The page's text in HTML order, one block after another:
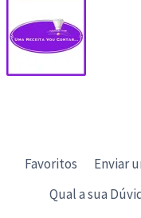
Favoritos Enviar
Qual a sua